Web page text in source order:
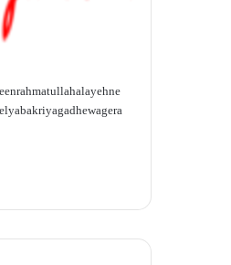
rahmatullah alayeh ne
ya bakri ya gadhe wagera